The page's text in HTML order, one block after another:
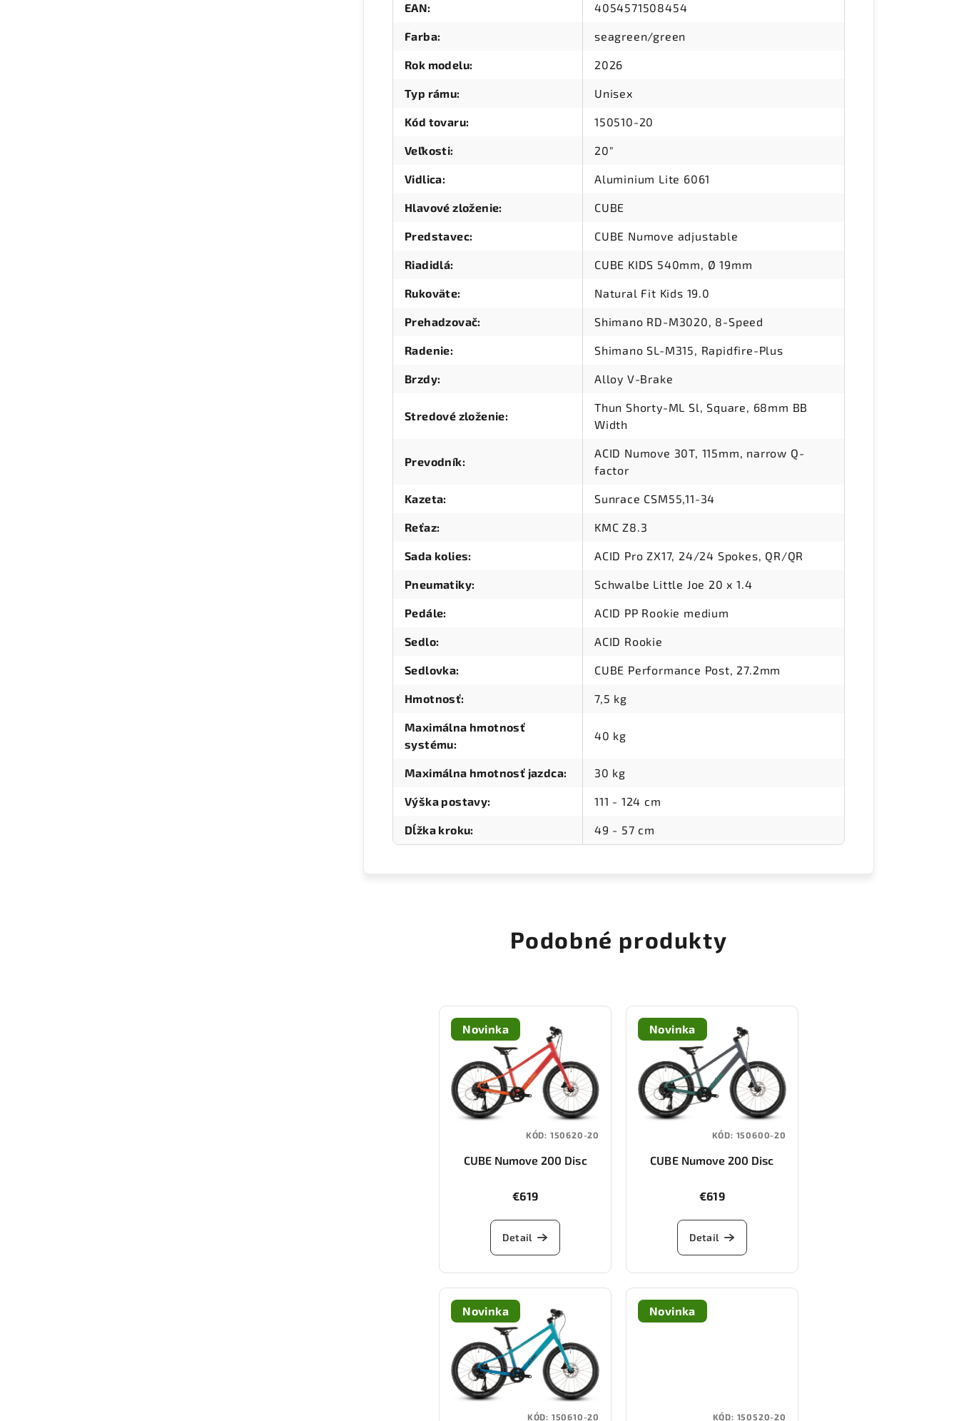
EAN: 4054571508454
Farba: seagreen/green
Rok modelu: 2026
Typ rámu: Unisex
Kód tovaru: 150510-20
Veľkosti: 20"
Vidlica: Aluminium Lite 6061
Hlavové zloženie: CUBE
Predstavec: CUBE Numove adjustable
Riadidlá: CUBE KIDS 540mm, Ø 19mm
Rukoväte: Natural Fit Kids 19.0
Prehadzovač: Shimano RD-M3020, 8-Speed
Radenie: Shimano SL-M315, Rapidfire-Plus
Brzdy: Alloy V-Brake
Stredové zloženie:
Thun Shorty-ML Sl, Square, 68mm BB
Width
Prevodník:
ACID Numove 30T, 115mm, narrow Q-
factor
Kazeta: Sunrace CSM55,11-34
Reťaz: KMC Z8.3
Sada kolies: ACID Pro ZX17, 24/24 Spokes, QR/QR
Pneumatiky: Schwalbe Little Joe 20 x 1.4
Pedále: ACID PP Rookie medium
Sedlo: ACID Rookie
Sedlovka: CUBE Performance Post, 27.2mm
Hmotnosť: 7,5 kg
Maximálna hmotnosť
systému:
40 kg
Maximálna hmotnosť jazdca: 30 kg
Výška postavy: 111 - 124 cm
Dĺžka kroku: 49 - 57 cm
Podobné produkty
Novinka
CUBE Numove 200 Disc
€619
Detail
KÓD: 150620-20
Novinka
CUBE Numove 200 Disc
€619
Detail
KÓD: 150600-20
Novinka
KÓD: 150610-20
Novinka
KÓD: 150520-20